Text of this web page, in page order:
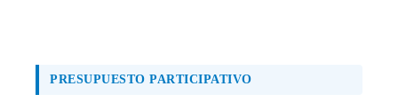
PRESUPUESTO PARTICIPATIVO